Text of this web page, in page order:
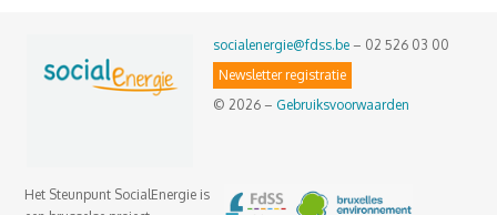
socialenergie@fdss.be – 02 526 03 00
Newsletter registratie
© 2026 – Gebruiksvoorwaarden
Het Steunpunt SocialEnergie is